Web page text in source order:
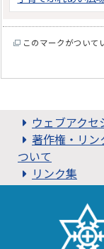
このマークがついて
ウェブアクセ
著作権・リン
ついて
リンク集